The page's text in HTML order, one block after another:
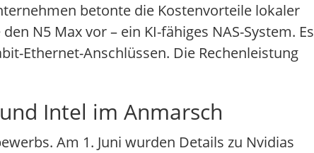
betonte die Kostenvorteile lokaler
N5 Max vor – ein KI-fähiges NAS-System. Es
Ethernet-Anschlüssen. Die Rechenleistung
Intel im Anmarsch
Am 1. Juni wurden Details zu Nvidias